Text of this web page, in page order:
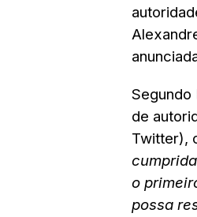
Segundo
de
Twitter),
o
possa